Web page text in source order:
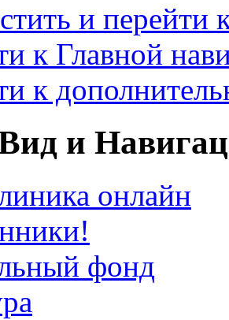
и перейти
к Главной
к
и
онлайн
фонд